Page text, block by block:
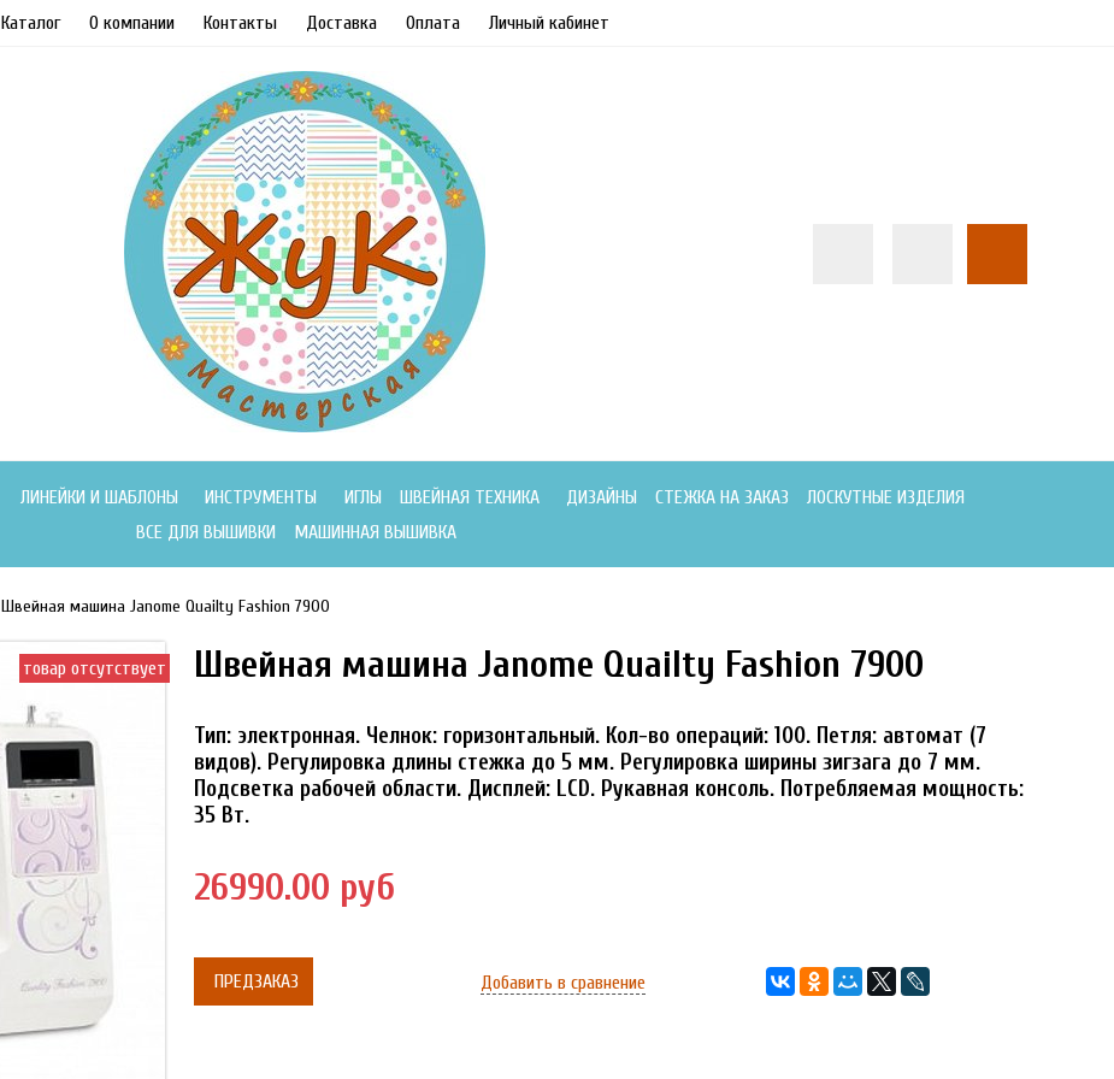
Каталог О компании Контакты Доставка Оплата Личный кабинет
ЛИНЕЙКИ И ШАБЛОНЫ ИНСТРУМЕНТЫ ИГЛЫ ШВЕЙНАЯ ТЕХНИКА ДИЗАЙНЫ СТЕЖКА НА ЗАКАЗ
ЛОСКУТНЫЕ ИЗДЕЛИЯ
ВСЕ ДЛЯ ВЫШИВКИ
МАШИННАЯ ВЫШИВКА
Швейная машина Janome Quailty Fashion 7900
товар отсутствует Швейная машина Janome Quailty Fashion 7900
Тип: электронная. Челнок: горизонтальный. Кол-во операций: 100. Петля: автомат (7
видов). Регулировка длины стежка до 5 мм. Регулировка ширины зигзага до 7 мм.
Подсветка рабочей области. Дисплей: LCD. Рукавная консоль. Потребляемая мощность:
35 Вт.
26990.00 руб
ПРЕДЗАКАЗ Добавить в сравнение